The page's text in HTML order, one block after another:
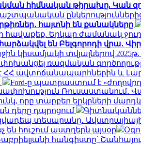
հիմնական թիրախը. Կան
հայտնի են քանակները
հավաքեք. Երկար ժամանակ ջուր
են Բելգորոդի վրա․
կիսամյակի տվյալներով
ռազմական
ՀՀ ավտոճանապարհներին և
Ford-ը պատրաստում է
Ռուսաստանում․
որը տարբեր երկրների
դերը դպրոցում
տեսարանը․
հուշում աստղերն այսօր
հանգիստը՝